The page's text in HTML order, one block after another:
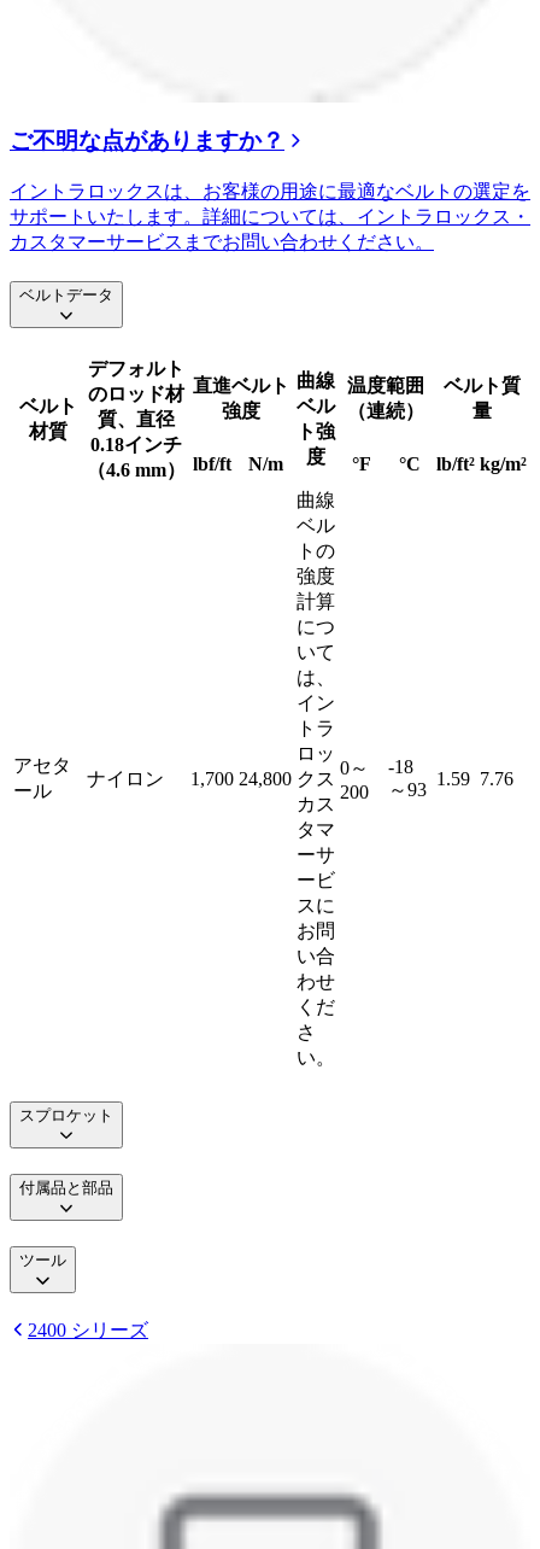
ご不明な点がありますか？
イントラロックスは、お客様の用途に最適なベルトの選定を
サポートいたします。詳細については、イントラロックス・
カスタマーサービスまでお問い合わせください。
ベルトデータ
ベルト
材質
デフォルト
のロッド材
質、直径
0.18インチ
（4.6 mm）
直進ベルト
強度
曲線
ベル
ト強
度
温度範囲
（連続）
ベルト質
量
lbf/ft N/m °F °C lb/ft² kg/m²
アセタ
ール
ナイロン 1,700 24,800
曲線
ベル
トの
強度
計算
につ
いて
は、
イン
トラ
ロッ
クス
カス
タマ
ーサ
ービ
スに
お問
い合
わせ
くだ
さ
い。
0～
200
-18
～93
1.59 7.76
スプロケット
付属品と部品
ツール
2400 シリーズ